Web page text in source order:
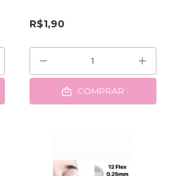
R$1,90
COMPRAR